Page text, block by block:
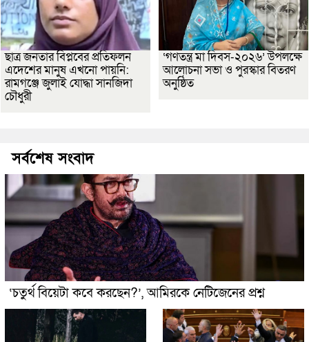
ছাত্র জনতার বিপ্লবের প্রতিফলন
এদেশের মানুষ এখনো পায়নি:
রামগঞ্জে জুলাই যোদ্ধা সানজিদা
চৌধুরী
‘গণতন্ত্র মা দিবস-২০২৬’ উপলক্ষে
আলোচনা সভা ও পুরস্কার বিতরণ
অনুষ্ঠিত
সর্বশেষ সংবাদ
‘চতুর্থ বিয়েটা কবে করছেন?’, আমিরকে নেটিজেনের প্রশ্ন